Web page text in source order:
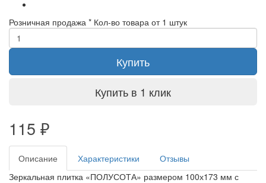
Розничная продажа * Кол-во товара от 1 штук
Купить
Купить в 1 клик
115 ₽
Описание Характеристики
Отзывы
Зеркальная плитка «ПОЛУСОТА» размером 100х173 мм с